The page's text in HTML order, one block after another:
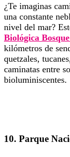
¿Te imaginas
una constante
nivel del mar?
Biológica
kilómetros de
quetzales,
caminatas entre
bioluminiscentes.
10. Parque